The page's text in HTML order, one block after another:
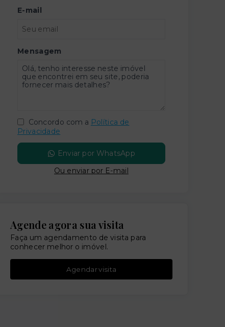
E-mail
Mensagem
Concordo com a Política de
Privacidade
Enviar por WhatsApp
Ou enviar por E-mail
Agende agora sua visita
Faça um agendamento de visita para
conhecer melhor o imóvel.
Agendar visita